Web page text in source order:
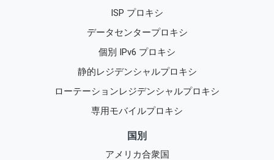
ISP プロキシ
データセンタープロキシ
個別 IPv6 プロキシ
静的レジデンシャルプロキシ
ローテーションレジデンシャルプロキシ
専用モバイルプロキシ
国別
アメリカ合衆国